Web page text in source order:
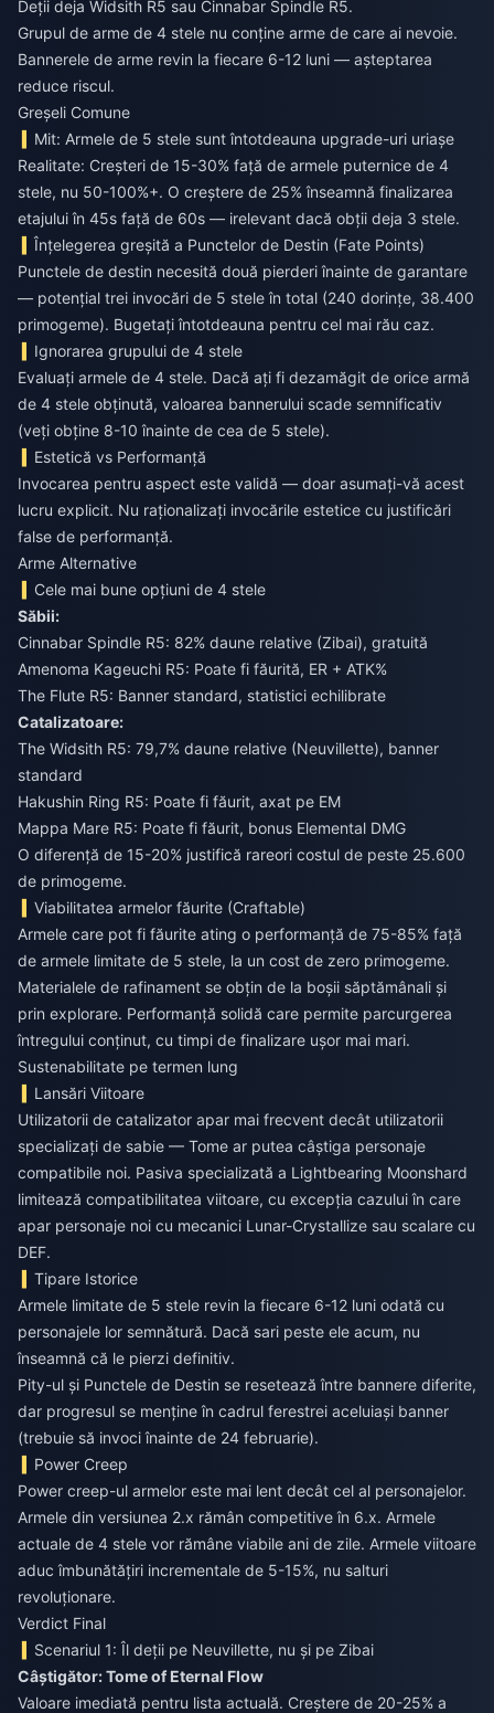
Deții deja Widsith R5 sau Cinnabar Spindle R5.
Grupul de arme de 4 stele nu conține arme de care ai nevoie.
Bannerele de arme revin la fiecare 6-12 luni — așteptarea
reduce riscul.
Greșeli Comune
Mit: Armele de 5 stele sunt întotdeauna upgrade-uri uriașe
Realitate: Creșteri de 15-30% față de armele puternice de 4
stele, nu 50-100%+. O creștere de 25% înseamnă finalizarea
etajului în 45s față de 60s — irelevant dacă obții deja 3 stele.
Înțelegerea greșită a Punctelor de Destin (Fate Points)
Punctele de destin necesită două pierderi înainte de garantare
— potențial trei invocări de 5 stele în total (240 dorințe, 38.400
primogeme). Bugetați întotdeauna pentru cel mai rău caz.
Ignorarea grupului de 4 stele
Evaluați armele de 4 stele. Dacă ați fi dezamăgit de orice armă
de 4 stele obținută, valoarea bannerului scade semnificativ
(veți obține 8-10 înainte de cea de 5 stele).
Estetică vs Performanță
Invocarea pentru aspect este validă — doar asumați-vă acest
lucru explicit. Nu raționalizați invocările estetice cu justificări
false de performanță.
Arme Alternative
Cele mai bune opțiuni de 4 stele
Săbii:
Cinnabar Spindle R5: 82% daune relative (Zibai), gratuită
Amenoma Kageuchi R5: Poate fi făurită, ER + ATK%
The Flute R5: Banner standard, statistici echilibrate
Catalizatoare:
The Widsith R5: 79,7% daune relative (Neuvillette), banner
standard
Hakushin Ring R5: Poate fi făurit, axat pe EM
Mappa Mare R5: Poate fi făurit, bonus Elemental DMG
O diferență de 15-20% justifică rareori costul de peste 25.600
de primogeme.
Viabilitatea armelor făurite (Craftable)
Armele care pot fi făurite ating o performanță de 75-85% față
de armele limitate de 5 stele, la un cost de zero primogeme.
Materialele de rafinament se obțin de la boșii săptămânali și
prin explorare. Performanță solidă care permite parcurgerea
întregului conținut, cu timpi de finalizare ușor mai mari.
Sustenabilitate pe termen lung
Lansări Viitoare
Utilizatorii de catalizator apar mai frecvent decât utilizatorii
specializați de sabie — Tome ar putea câștiga personaje
compatibile noi. Pasiva specializată a Lightbearing Moonshard
limitează compatibilitatea viitoare, cu excepția cazului în care
apar personaje noi cu mecanici Lunar-Crystallize sau scalare cu
DEF.
Tipare Istorice
Armele limitate de 5 stele revin la fiecare 6-12 luni odată cu
personajele lor semnătură. Dacă sari peste ele acum, nu
înseamnă că le pierzi definitiv.
Pity-ul și Punctele de Destin se resetează între bannere diferite,
dar progresul se menține în cadrul ferestrei aceluiași banner
(trebuie să invoci înainte de 24 februarie).
Power Creep
Power creep-ul armelor este mai lent decât cel al personajelor.
Armele din versiunea 2.x rămân competitive în 6.x. Armele
actuale de 4 stele vor rămâne viabile ani de zile. Armele viitoare
aduc îmbunătățiri incrementale de 5-15%, nu salturi
revoluționare.
Verdict Final
Scenariul 1: Îl deții pe Neuvillette, nu și pe Zibai
Câștigător: Tome of Eternal Flow
Valoare imediată pentru lista actuală. Creștere de 20-25% a